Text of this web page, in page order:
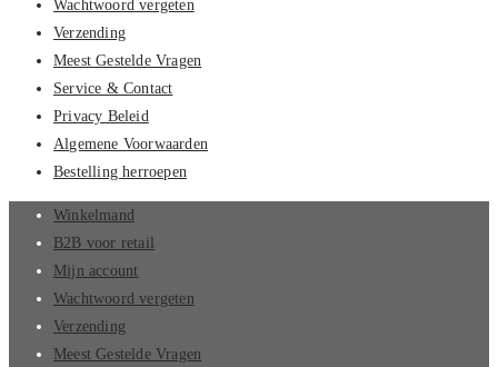
Wachtwoord vergeten
Verzending
Meest Gestelde Vragen
Service & Contact
Privacy Beleid
Algemene Voorwaarden
Bestelling herroepen
Winkelmand
B2B voor retail
Mijn account
Wachtwoord vergeten
Verzending
Meest Gestelde Vragen